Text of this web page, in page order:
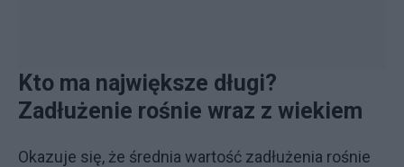
Kto ma największe długi?
Zadłużenie rośnie wraz z wiekiem
Okazuje się, że średnia wartość zadłużenia rośnie